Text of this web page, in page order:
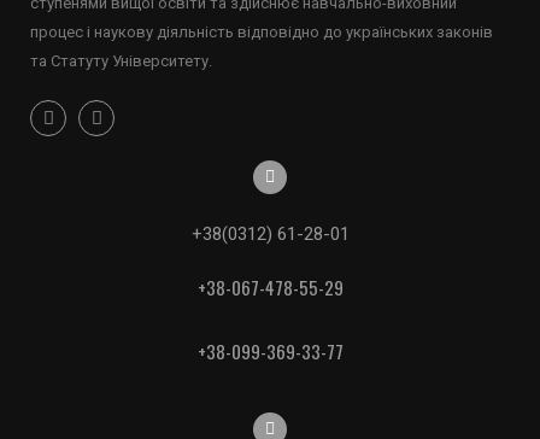
процес і наукову діяльність відповідно до українських законів
та Статуту Університету.
+38(0312) 61-28-01
+38-067-478-55-29
+38-099-369-33-77